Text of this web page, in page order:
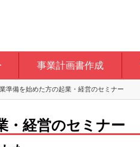
事業計画書作成
準備を始めた方の起業・経営のセミナー
・経営のセミナー